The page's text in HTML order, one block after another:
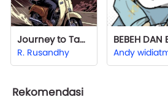
Journey to Tangerang
R. Rusandhy Andy
Rekomendasi